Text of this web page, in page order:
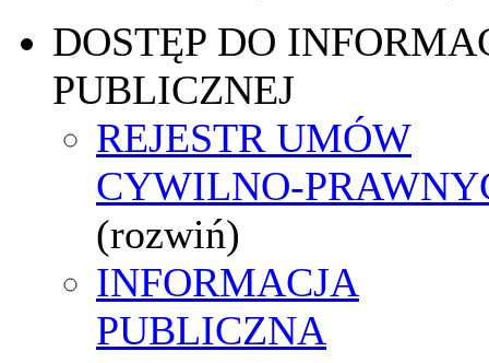
DOSTĘP DO
PUBLICZNEJ
REJESTR UMÓW
CYWILNO-
(rozwiń)
INFORMACJA
PUBLICZNA